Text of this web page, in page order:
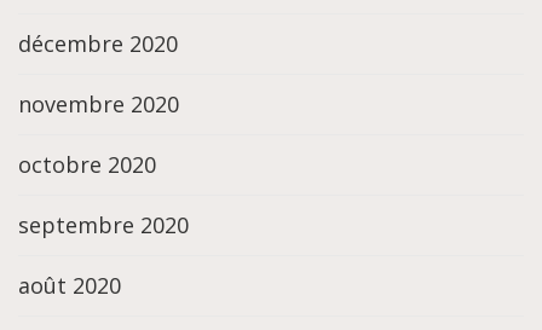
décembre 2020
novembre 2020
octobre 2020
septembre 2020
août 2020